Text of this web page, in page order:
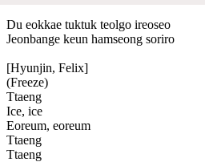
Du eokkae tuktuk teolgo ireoseo
Jeonbange keun hamseong soriro
[Hyunjin, Felix]
(Freeze)
Ttaeng
Ice, ice
Eoreum, eoreum
Ttaeng
Ttaeng